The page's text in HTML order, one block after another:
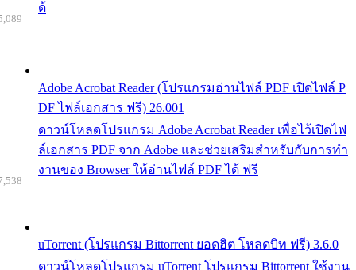
ด้
Adobe Acrobat Reader (โปรแกรมอ่านไฟล์ PDF เปิดไฟล์ P
DF ไฟล์เอกสาร ฟรี) 26.001
ดาวน์โหลดโปรแกรม Adobe Acrobat Reader เพื่อไว้เปิดไฟ
ล์เอกสาร PDF จาก Adobe และช่วยเสริมสำหรับกับการทำ
งานของ Browser ให้อ่านไฟล์ PDF ได้ ฟรี
uTorrent (โปรแกรม Bittorrent ยอดฮิต โหลดบิท ฟรี) 3.6.0
ดาวน์โหลดโปรแกรม uTorrent โปรแกรม Bittorrent ใช้งาน